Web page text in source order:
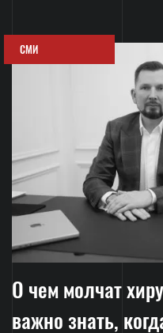
СМИ
О чем молчат
важно знать,